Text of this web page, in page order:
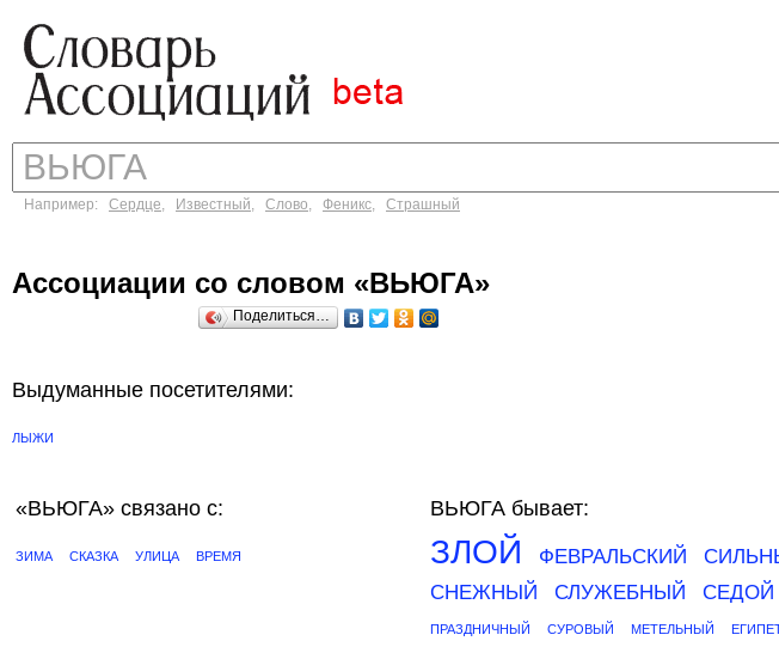
Например: Сердце, Известный, Слово, Феникс, Страшный
Ассоциации со словом «ВЬЮГА»
Поделиться…
Выдуманные посетителями:
ЛЫЖИ
«ВЬЮГА» связано с:
ЗИМА СКАЗКА УЛИЦА ВРЕМЯ
ВЬЮГА бывает:
ЗЛОЙ ФЕВРАЛЬСКИЙ
СНЕЖНЫЙ
СЛУЖЕБНЫЙ СЕДОЙ
ПРАЗДНИЧНЫЙ СУРОВЫЙ МЕТЕЛЬНЫЙ